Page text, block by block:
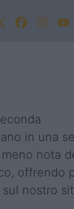
in una
nota
offrendo
nostro